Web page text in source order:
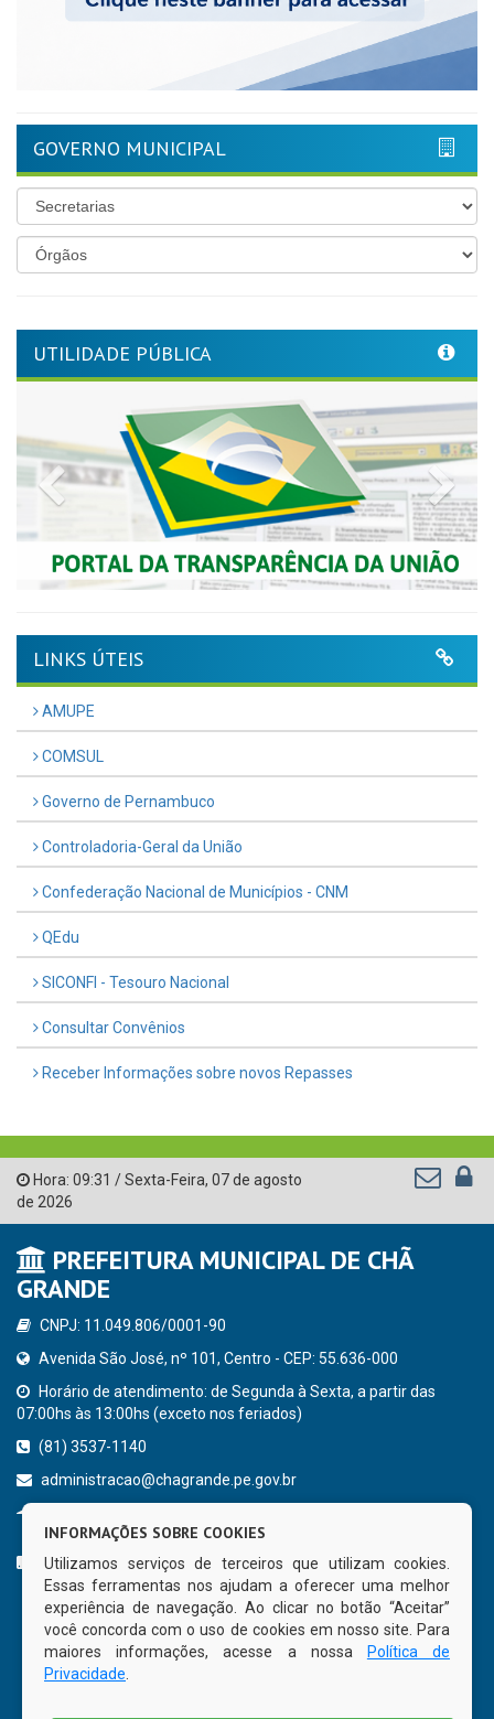
GOVERNO MUNICIPAL
UTILIDADE PÚBLICA
Previous
LINKS ÚTEIS
AMUPE
COMSUL
Governo de Pernambuco
Controladoria-Geral da União
Confederação Nacional de Municípios - CNM
QEdu
SICONFI - Tesouro Nacional
Consultar Convênios
Receber Informações sobre novos Repasses
Hora: 09:31 /Sexta-Feira, 07 de agosto
de 2026
PREFEITURA MUNICIPAL DE CHÃ
GRANDE
CNPJ: 11.049.806/0001-90
Avenida São José, nº 101, Centro - CEP: 55.636-000
Horário de atendimento: de Segunda à Sexta, a partir das
07:00hs às 13:00hs (exceto nos feriados)
(81) 3537-1140
administracao@chagrande.pe.gov.br
CURTA NOSSA FAN PAGE
INFORMAÇÕES SOBRE COOKIES
Utilizamos serviços de terceiros que utilizam cookies.
Essas ferramentas nos ajudam a oferecer uma melhor
experiência de navegação. Ao clicar no botão “Aceitar”
você concorda com o uso de cookies em nosso site. Para
maiores informações, acesse a nossa
Política de
Privacidade